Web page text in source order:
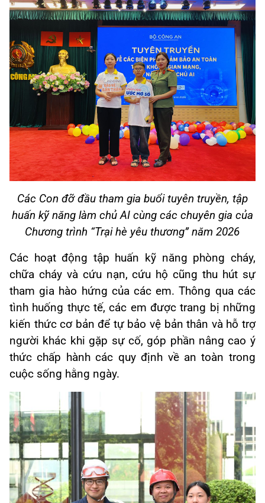
Các Con đỡ đầu tham gia buổi tuyên truyền, tập
huấn kỹ năng làm chủ AI cùng các chuyên gia của
Chương trình “Trại hè yêu thương” năm 2026
Các hoạt động tập huấn kỹ năng phòng cháy,
chữa cháy và cứu nạn, cứu hộ cũng thu hút sự
tham gia hào hứng của các em. Thông qua các
tình huống thực tế, các em được trang bị những
kiến thức cơ bản để tự bảo vệ bản thân và hỗ trợ
người khác khi gặp sự cố, góp phần nâng cao ý
thức chấp hành các quy định về an toàn trong
cuộc sống hằng ngày.